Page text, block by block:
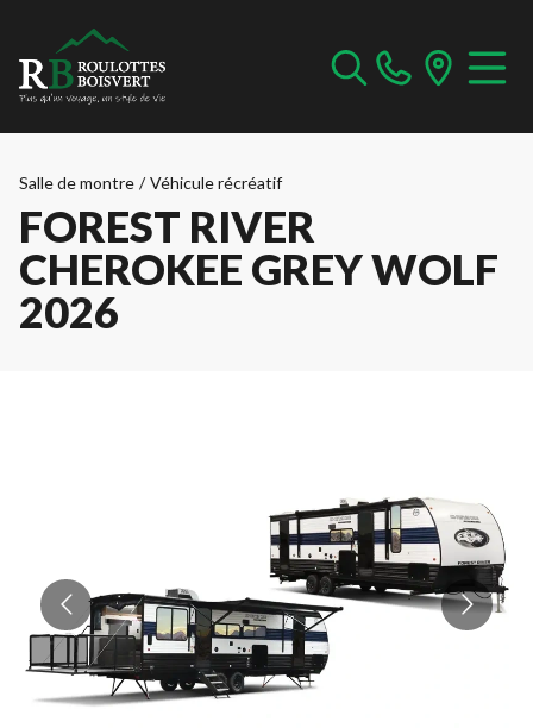
Salle de montre / Véhicule récréatif
FOREST RIVER
CHEROKEE GREY WOLF
2026